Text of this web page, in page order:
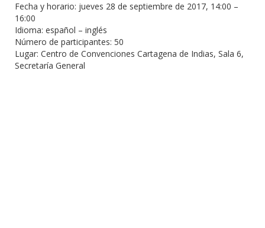
Fecha y horario: jueves 28 de septiembre de 2017, 14:00 –
16:00
Idioma: español – inglés
Número de participantes: 50
Lugar: Centro de Convenciones Cartagena de Indias, Sala 6,
Secretaría General